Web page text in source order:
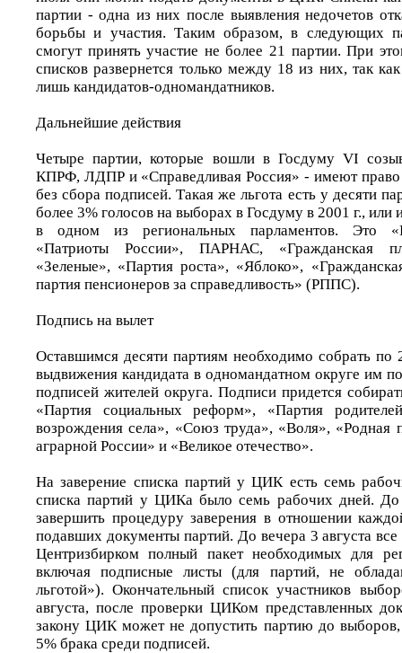
партии - одна из них после выявления недочетов
борьбы и участия. Таким образом, в следующих
смогут принять участие не более 21 партии. При
списков развернется только между 18 из них, так
лишь кандидатов-одномандатников.
Дальнейшие действия
Четыре партии, которые вошли в Госдуму VI
КПРФ, ЛДПР и «Справедливая Россия» - имеют право
без сбора подписей. Такая же льгота есть у десяти
более 3% голосов на выборах в Госдуму в 2001 г.,
в одном из региональных парламентов. Это
«Патриоты России», ПАРНАС, «Гражданская
«Зеленые», «Партия роста», «Яблоко»,
партия пенсионеров за справедливость» (РППС).
Подпись на вылет
Оставшимся десяти партиям необходимо собрать по
выдвижения кандидата в одномандатном округе им
подписей жителей округа. Подписи придется
«Партия социальных реформ», «Партия
возрождения села», «Союз труда», «Воля», «Родная
аграрной России» и «Великое отечество».
На заверение списка партий у ЦИК есть семь
списка партий у ЦИКа было семь рабочих дней.
завершить процедуру заверения в отношении
подавших документы партий. До вечера 3 августа
Центризбирком полный пакет необходимых для
включая подписные листы (для партий, не
льготой»). Окончательный список участников
августа, после проверки ЦИКом представленных
закону ЦИК может не допустить партию до
5% брака среди подписей.